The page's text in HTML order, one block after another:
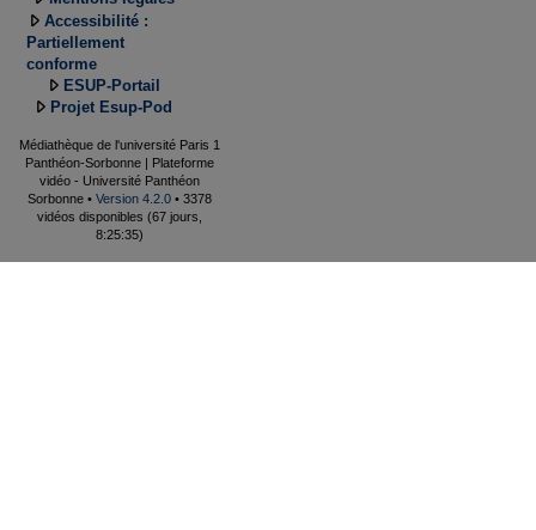
Accessibilité :
Partiellement
conforme
ESUP-Portail
Projet Esup-Pod
Médiathèque de l'université Paris 1
Panthéon-Sorbonne | Plateforme
vidéo - Université Panthéon
Sorbonne • Version 4.2.0 • 3378
vidéos disponibles (67 jours,
8:25:35)